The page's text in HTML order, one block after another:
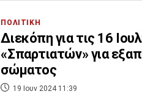
ΠΟΛΙΤΙΚΗ
Διεκόπη για τις 16
«Σπαρτιατών» για
σώματος
19 Ιουν 2024 11:39